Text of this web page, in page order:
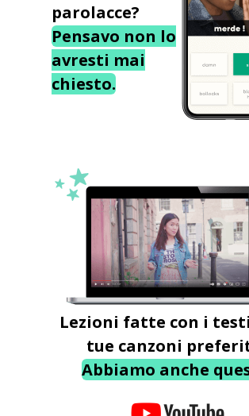
parolacce?
Pensavo non lo
avresti mai
chiesto.
Lezioni fatte con i
tue canzoni
Abbiamo anche